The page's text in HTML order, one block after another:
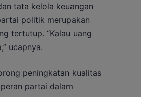
tata kelola keuangan
politik merupakan
tertutup. “Kalau uang
ucapnya.
peningkatan kualitas
partai dalam